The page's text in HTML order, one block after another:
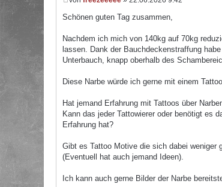
Schönen guten Tag zusammen,
Nachdem ich mich von 140kg auf 70kg
lassen. Dank der Bauchdeckenstraffung
Unterbauch, knapp oberhalb des
Diese Narbe würde ich gerne mit einem
Hat jemand Erfahrung mit Tattoos über
Kann das jeder Tattowierer oder benötigt es
Erfahrung hat?
Gibt es Tattoo Motive die sich dabei weniger
(Eventuell hat auch jemand Ideen).
Ich kann auch gerne Bilder der Narbe